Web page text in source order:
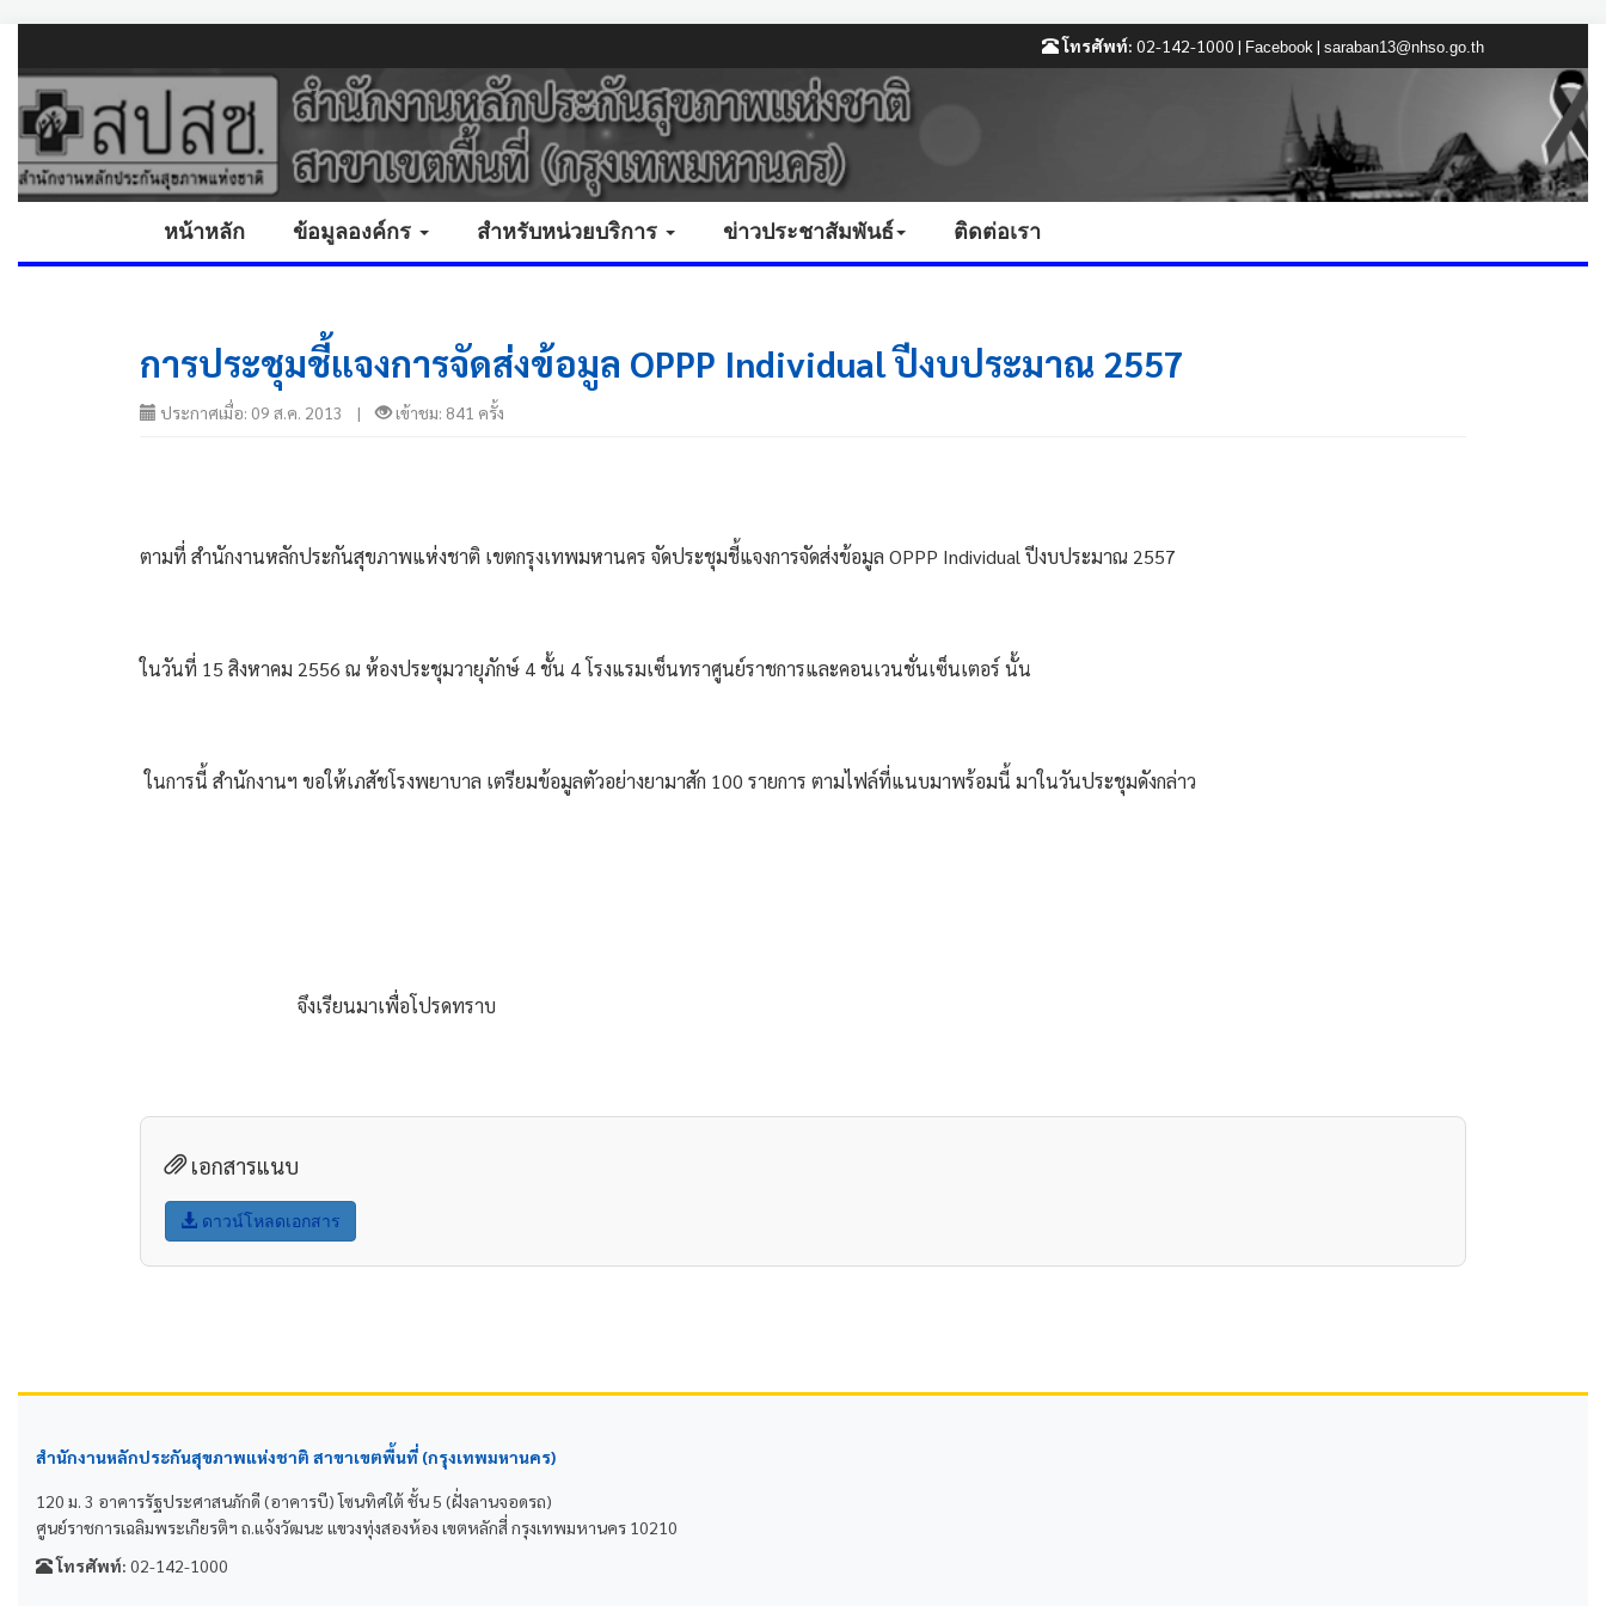
โทรศัพท์: 02-142-1000 | Facebook | saraban13@nhso.go.th
หน้าหลัก ข้อมูลองค์กร สำหรับหน่วยบริการ ข่าวประชาสัมพันธ์ ติดต่อเรา
การประชุมชี้แจงการจัดส่งข้อมูล OPPP Individual ปีงบประมาณ 2557
ประกาศเมื่อ: 09 ส.ค. 2013 | เข้าชม: 841 ครั้ง
ตามที่ สำนักงานหลักประกันสุขภาพแห่งชาติ เขตกรุงเทพมหานคร จัดประชุมชี้แจงการจัดส่งข้อมูล OPPP Individual ปีงบประมาณ 2557
ในวันที่ 15 สิงหาคม 2556 ณ ห้องประชุมวายุภักษ์ 4 ชั้น 4 โรงแรมเซ็นทราศูนย์ราชการและคอนเวนชั่นเซ็นเตอร์ นั้น
ในการนี้ สำนักงานฯ ขอให้เภสัชโรงพยาบาล เตรียมข้อมูลตัวอย่างยามาสัก 100 รายการ ตามไฟล์ที่แนบมาพร้อมนี้ มาในวันประชุมดังกล่าว
จึงเรียนมาเพื่อโปรดทราบ
เอกสารแนบ
ดาวน์โหลดเอกสาร
สำนักงานหลักประกันสุขภาพแห่งชาติ สาขาเขตพื้นที่ (กรุงเทพมหานคร)
120 ม. 3 อาคารรัฐประศาสนภักดี (อาคารบี) โซนทิศใต้ ชั้น 5 (ฝั่งลานจอดรถ)
ศูนย์ราชการเฉลิมพระเกียรติฯ ถ.แจ้งวัฒนะ แขวงทุ่งสองห้อง เขตหลักสี่ กรุงเทพมหานคร 10210
โทรศัพท์: 02-142-1000